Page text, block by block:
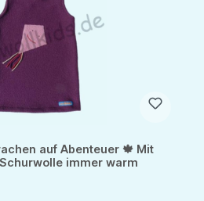
auf Abenteuer 🍁 Mit
immer warm